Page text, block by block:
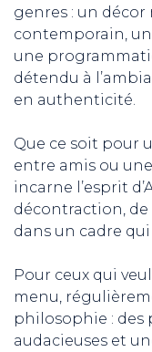
genres : un
contemporain,
une
détendu à
en authenticité.
Que ce soit pour
entre amis ou
incarne l’esprit
décontraction,
dans un cadre
Pour ceux qui
menu,
philosophie : des
audacieuses et